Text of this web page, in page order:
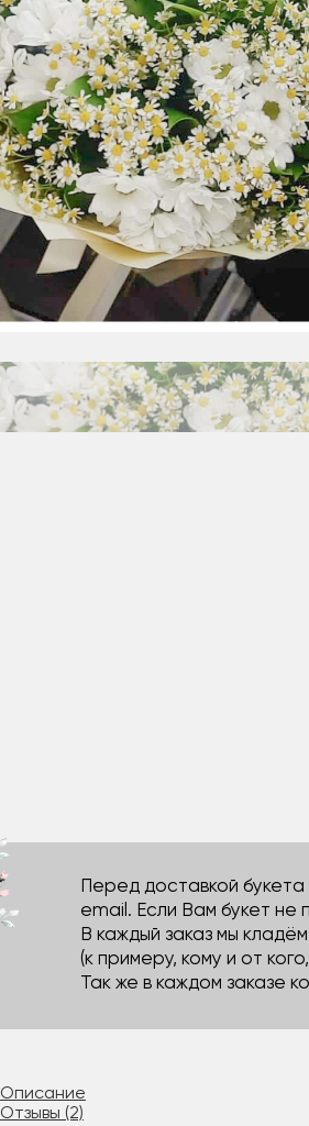
Перед доставкой
email. Если Вам букет не
В каждый заказ мы
(к примеру, кому и от
Так же в каждом заказе
Описание
Отзывы (2)